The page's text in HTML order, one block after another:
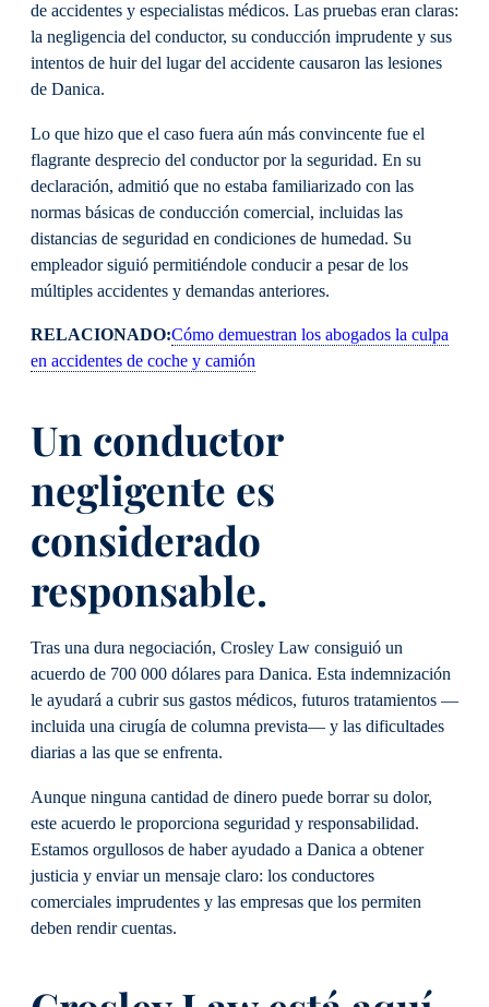
de accidentes y especialistas médicos. Las pruebas eran claras:
la negligencia del conductor, su conducción imprudente y sus
intentos de huir del lugar del accidente causaron las lesiones
de Danica.
Lo que hizo que el caso fuera aún más convincente fue el
flagrante desprecio del conductor por la seguridad. En su
declaración, admitió que no estaba familiarizado con las
normas básicas de conducción comercial, incluidas las
distancias de seguridad en condiciones de humedad. Su
empleador siguió permitiéndole conducir a pesar de los
múltiples accidentes y demandas anteriores.
RELACIONADO:Cómo demuestran los abogados la culpa
en accidentes de coche y camión
Un conductor
negligente es
considerado
responsable.
Tras una dura negociación, Crosley Law consiguió un
acuerdo de 700 000 dólares para Danica. Esta indemnización
le ayudará a cubrir sus gastos médicos, futuros tratamientos —
incluida una cirugía de columna prevista— y las dificultades
diarias a las que se enfrenta.
Aunque ninguna cantidad de dinero puede borrar su dolor,
este acuerdo le proporciona seguridad y responsabilidad.
Estamos orgullosos de haber ayudado a Danica a obtener
justicia y enviar un mensaje claro: los conductores
comerciales imprudentes y las empresas que los permiten
deben rendir cuentas.